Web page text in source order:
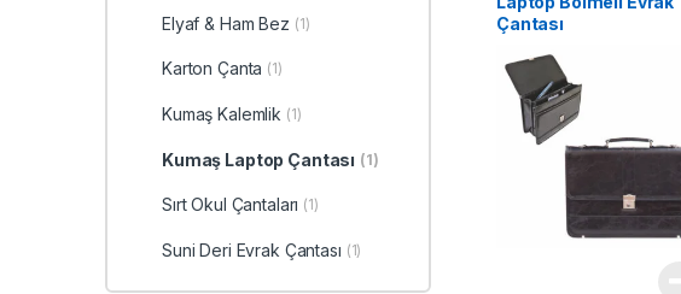
Çantası
Elyaf & Ham Bez (1)
Karton Çanta (1)
Kumaş Kalemlik (1)
Kumaş Laptop Çantası (1)
Sırt Okul Çantaları (1)
Suni Deri Evrak Çantası (1)